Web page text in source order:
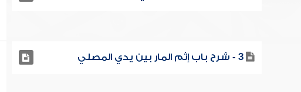
3 - شرح باب إثم المار بين يدي المصلي